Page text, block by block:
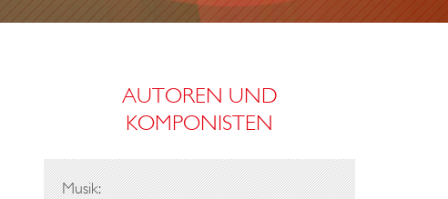
AUTOREN UND
KOMPONISTEN
Musik: